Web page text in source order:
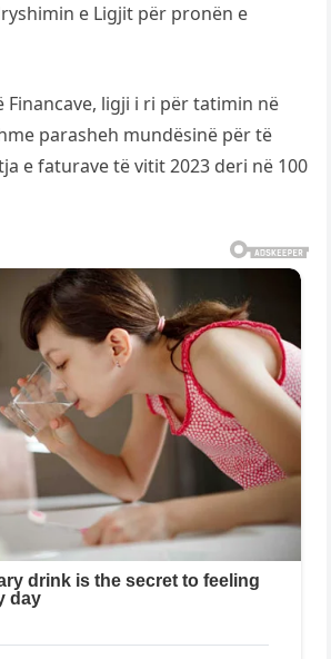
e Ligjit për pronën e
Financave, ligji i ri për tatimin në
parasheh mundësinë për të
e faturave të vitit 2023 deri në 100